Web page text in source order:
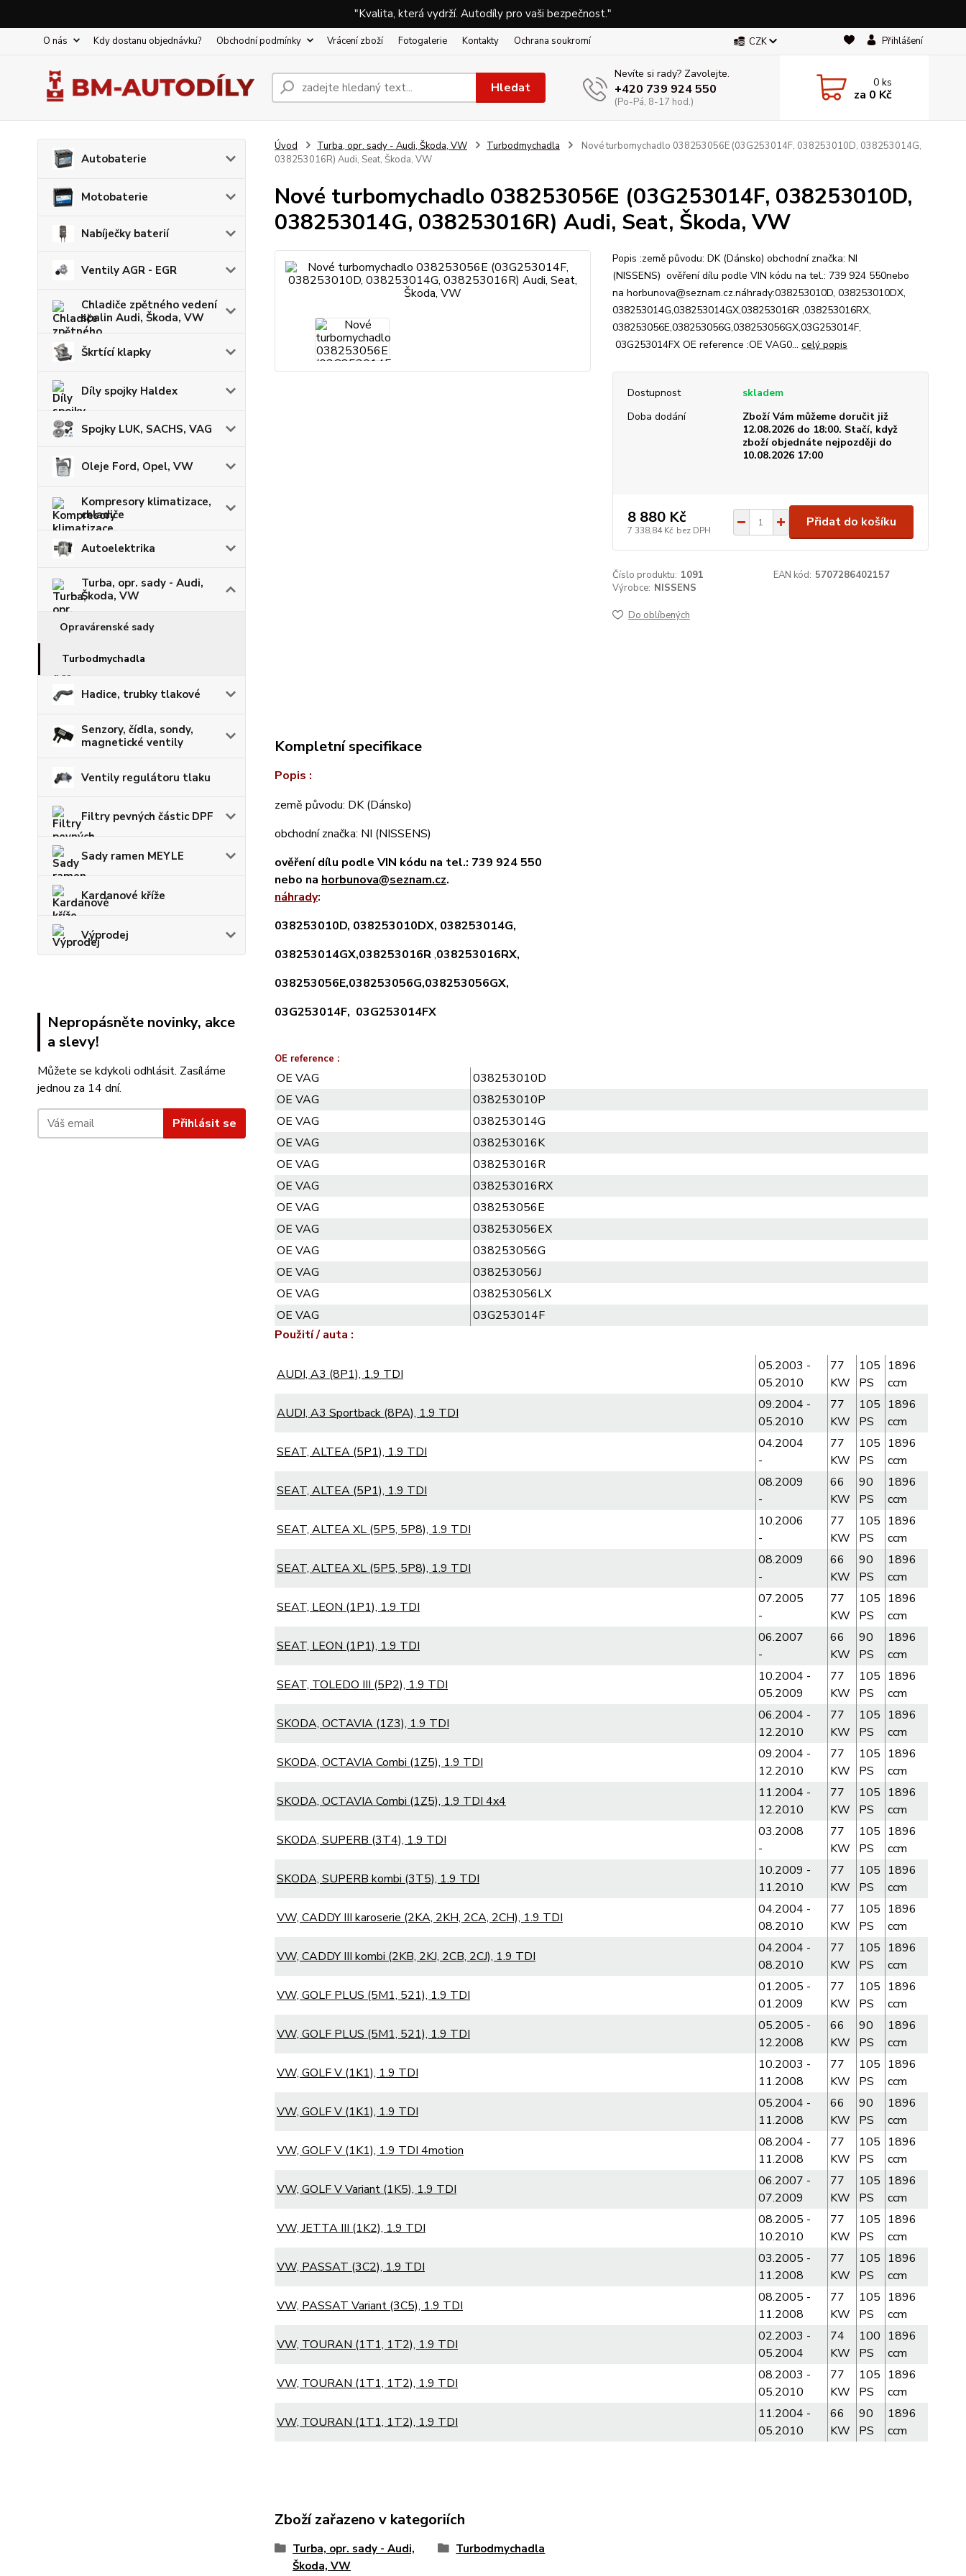
"Kvalita, která vydrží. Autodíly pro vaši bezpečnost."
O nás Kdy dostanu objednávku? Obchodní podmínky Vrácení zboží Fotogalerie Kontakty Ochrana soukromí CZK Přihlášení
Hledat
Nevíte si rady? Zavolejte.
+420 739 924 550
(Po-Pá, 8-17 hod.)
0ks
za 0 Kč
Autobaterie
Motobaterie
Nabíječky baterií
Ventily AGR - EGR
Chladiče zpětného vedení
spalin Audi, Škoda, VW
Škrtící klapky
Díly spojky Haldex
Spojky LUK, SACHS, VAG
Oleje Ford, Opel, VW
Kompresory klimatizace,
chladiče
Autoelektrika
Turba, opr. sady - Audi,
Škoda, VW
Opravárenské sady
Turbodmychadla
Hadice, trubky tlakové
Senzory, čídla, sondy,
magnetické ventily
Ventily regulátoru tlaku
Filtry pevných částic DPF
Sady ramen MEYLE
Kardanové kříže
Výprodej
Nepropásněte novinky, akce
a slevy!
Můžete se kdykoli odhlásit. Zasíláme
jednou za 14 dní.
Přihlásit se
Úvod Turba, opr. sady - Audi, Škoda, VW Turbodmychadla
Nové turbomychadlo 038253056E (03G253014F, 038253010D, 038253014G,
038253016R) Audi, Seat, Škoda, VW
Nové turbomychadlo 038253056E (03G253014F, 038253010D,
038253014G, 038253016R) Audi, Seat, Škoda, VW
Popis :země původu: DK (Dánsko) obchodní značka: NI
(NISSENS) ověření dílu podle VIN kódu na tel.: 739 924 550nebo
na horbunova@seznam.cz.náhrady:038253010D, 038253010DX,
038253014G,038253014GX,038253016R ,038253016RX,
038253056E,038253056G,038253056GX,03G253014F,
03G253014FX OE reference :OE VAG0... celý popis
Dostupnost
skladem
Doba dodání
Zboží Vám můžeme doručit již
12.08.2026 do 18:00. Stačí, když
zboží objednáte nejpozději do
10.08.2026 17:00
8 880 Kč
7 338,84 Kč bez DPH
Přidat do košíku
Číslo produktu: 1091 EAN kód: 5707286402157
Výrobce: NISSENS
Do oblíbených
Kompletní specifikace
Popis :
země původu: DK (Dánsko)
obchodní značka: NI (NISSENS)
ověření dílu podle VIN kódu na tel.: 739 924 550
nebo na horbunova@seznam.cz.
náhrady:
038253010D, 038253010DX, 038253014G,
038253014GX,038253016R,038253016RX,
038253056E,038253056G,038253056GX,
03G253014F, 03G253014FX
OE reference :
OE VAG
038253010D
OE VAG
038253010P
OE VAG
038253014G
OE VAG
038253016K
OE VAG
038253016R
OE VAG
038253016RX
OE VAG
038253056E
OE VAG
038253056EX
OE VAG
038253056G
OE VAG
038253056J
OE VAG
038253056LX
OE VAG
03G253014F
Použití / auta :
AUDI, A3 (8P1), 1.9 TDI
05.2003 -
05.2010
77
KW
105
PS
1896
ccm
AUDI, A3 Sportback (8PA), 1.9 TDI
09.2004 -
05.2010
77
KW
105
PS
1896
ccm
SEAT, ALTEA (5P1), 1.9 TDI
04.2004
-
77
KW
105
PS
1896
ccm
SEAT, ALTEA (5P1), 1.9 TDI
08.2009
-
66
KW
90
PS
1896
ccm
SEAT, ALTEA XL (5P5, 5P8), 1.9 TDI
10.2006
-
77
KW
105
PS
1896
ccm
SEAT, ALTEA XL (5P5, 5P8), 1.9 TDI
08.2009
-
66
KW
90
PS
1896
ccm
SEAT, LEON (1P1), 1.9 TDI
07.2005
-
77
KW
105
PS
1896
ccm
SEAT, LEON (1P1), 1.9 TDI
06.2007
-
66
KW
90
PS
1896
ccm
SEAT, TOLEDO III (5P2), 1.9 TDI
10.2004 -
05.2009
77
KW
105
PS
1896
ccm
SKODA, OCTAVIA (1Z3), 1.9 TDI
06.2004 -
12.2010
77
KW
105
PS
1896
ccm
SKODA, OCTAVIA Combi (1Z5), 1.9 TDI
09.2004 -
12.2010
77
KW
105
PS
1896
ccm
SKODA, OCTAVIA Combi (1Z5), 1.9 TDI 4x4
11.2004 -
12.2010
77
KW
105
PS
1896
ccm
SKODA, SUPERB (3T4), 1.9 TDI
03.2008
-
77
KW
105
PS
1896
ccm
SKODA, SUPERB kombi (3T5), 1.9 TDI
10.2009 -
11.2010
77
KW
105
PS
1896
ccm
VW, CADDY III karoserie (2KA, 2KH, 2CA, 2CH), 1.9 TDI
04.2004 -
08.2010
77
KW
105
PS
1896
ccm
VW, CADDY III kombi (2KB, 2KJ, 2CB, 2CJ), 1.9 TDI
04.2004 -
08.2010
77
KW
105
PS
1896
ccm
VW, GOLF PLUS (5M1, 521), 1.9 TDI
01.2005 -
01.2009
77
KW
105
PS
1896
ccm
VW, GOLF PLUS (5M1, 521), 1.9 TDI
05.2005 -
12.2008
66
KW
90
PS
1896
ccm
VW, GOLF V (1K1), 1.9 TDI
10.2003 -
11.2008
77
KW
105
PS
1896
ccm
VW, GOLF V (1K1), 1.9 TDI
05.2004 -
11.2008
66
KW
90
PS
1896
ccm
VW, GOLF V (1K1), 1.9 TDI 4motion
08.2004 -
11.2008
77
KW
105
PS
1896
ccm
VW, GOLF V Variant (1K5), 1.9 TDI
06.2007 -
07.2009
77
KW
105
PS
1896
ccm
VW, JETTA III (1K2), 1.9 TDI
08.2005 -
10.2010
77
KW
105
PS
1896
ccm
VW, PASSAT (3C2), 1.9 TDI
03.2005 -
11.2008
77
KW
105
PS
1896
ccm
VW, PASSAT Variant (3C5), 1.9 TDI
08.2005 -
11.2008
77
KW
105
PS
1896
ccm
VW, TOURAN (1T1, 1T2), 1.9 TDI
02.2003 -
05.2004
74
KW
100
PS
1896
ccm
VW, TOURAN (1T1, 1T2), 1.9 TDI
08.2003 -
05.2010
77
KW
105
PS
1896
ccm
VW, TOURAN (1T1, 1T2), 1.9 TDI
11.2004 -
05.2010
66
KW
90
PS
1896
ccm
Zboží zařazeno v kategoriích
Turba, opr. sady - Audi,
Škoda, VW
Turbodmychadla